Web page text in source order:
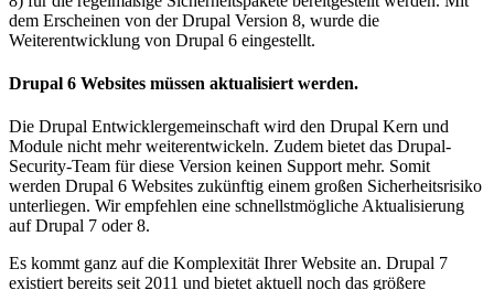
dem Erscheinen von der Drupal Version 8, wurde die
Weiterentwicklung von Drupal 6 eingestellt.
Drupal 6 Websites müssen aktualisiert werden.
Die Drupal Entwicklergemeinschaft wird den Drupal Kern und
Module nicht mehr weiterentwickeln. Zudem bietet das Drupal-
Security-Team für diese Version keinen Support mehr. Somit
werden Drupal 6 Websites zukünftig einem großen Sicherheitsrisiko
unterliegen. Wir empfehlen eine schnellstmögliche Aktualisierung
auf Drupal 7 oder 8.
Es kommt ganz auf die Komplexität Ihrer Website an. Drupal 7
existiert bereits seit 2011 und bietet aktuell noch das größere